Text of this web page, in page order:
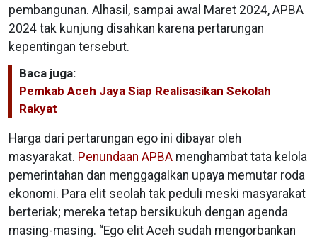
pembangunan. Alhasil, sampai awal Maret 2024, APBA
2024 tak kunjung disahkan karena pertarungan
kepentingan tersebut.
Baca juga:
Pemkab Aceh Jaya Siap Realisasikan Sekolah
Rakyat
Harga dari pertarungan ego ini dibayar oleh
masyarakat. Penundaan APBA menghambat tata kelola
pemerintahan dan menggagalkan upaya memutar roda
ekonomi. Para elit seolah tak peduli meski masyarakat
berteriak; mereka tetap bersikukuh dengan agenda
masing-masing. “Ego elit Aceh sudah mengorbankan